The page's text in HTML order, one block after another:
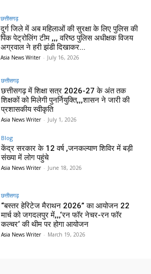
छत्तीसगढ़
दुर्ग जिले में अब महिलाओं की सुरक्षा के लिए पुलिस की
पिंक पेट्रोलिंग टीम ,,, वरिष्ठ पुलिस अधीक्षक विजय
अग्रवाल ने हरी झंडी दिखाकर...
Asia News Writer - July 16, 2026
छत्तीसगढ़
छत्तीसगढ़ में शिक्षा सत्र 2026-27 के अंत तक
शिक्षकों को मिलेगी पुनर्नियुक्ति,,,शासन ने जारी की
प्रशासकीय स्वीकृति
Asia News Writer - July 1, 2026
Blog
केंद्र सरकार के 12 वर्ष ,जनकल्याण शिविर में बड़ी
संख्या में लोग पहुंचे
Asia News Writer - June 18, 2026
छत्तीसगढ़
“बस्तर हेरिटेज मैराथन 2026” का आयोजन 22
मार्च को जगदलपुर में,,,‘रन फॉर नेचर-रन फॉर
कल्चर‘ की थीम पर होगा आयोजन
Asia News Writer - March 19, 2026